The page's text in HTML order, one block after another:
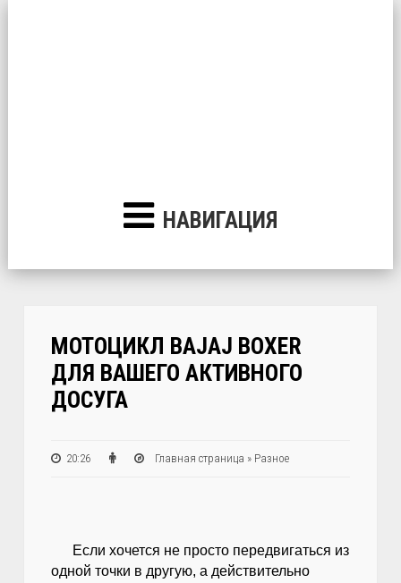
НАВИГАЦИЯ
МОТОЦИКЛ BAJAJ BOXER
ДЛЯ ВАШЕГО АКТИВНОГО
ДОСУГА
20:26 Главная страница » Разное
Если хочется не просто передвигаться из
одной точки в другую, а действительно